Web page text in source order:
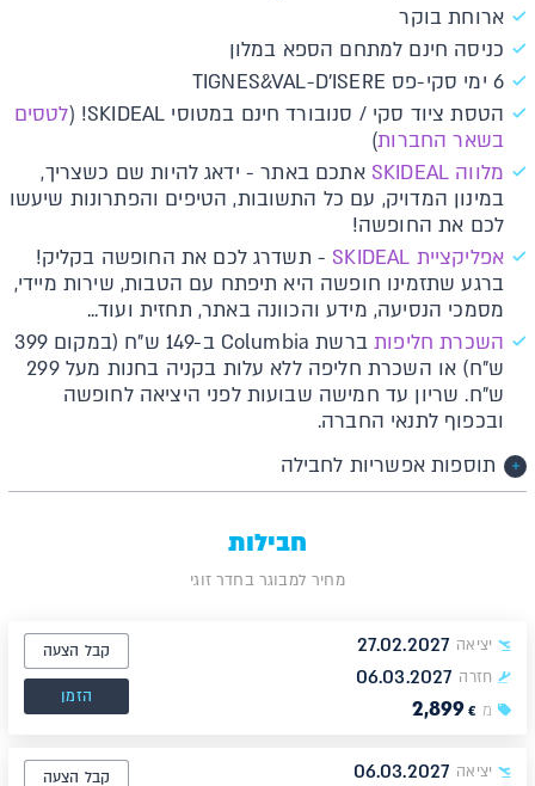
ארוחת בוקר
כניסה חינם למתחם הספא במלון
6 ימי סקי-פס TIGNES&VAL-D'ISERE
הטסת ציוד סקי / סנובורד חינם במטוסי SKIDEAL! (
לטסים
בשאר החברות)
מלווה SKIDEAL
אתכם באתר - ידאג להיות שם כשצריך,
במינון המדויק, עם כל התשובות, הטיפים והפתרונות שיעשו
לכם את החופשה!
אפליקציית SKIDEAL
- תשדרג לכם את החופשה בקליק!
ברגע שתזמינו חופשה היא תיפתח עם הטבות, שירות מיידי,
מסמכי הנסיעה, מידע והכוונה באתר, תחזית ועוד...
השכרת חליפות
ברשת Columbia ב-149 ש"ח (במקום 399
ש"ח) או השכרת חליפה ללא עלות בקניה בחנות מעל 299
ש"ח. שריון עד חמישה שבועות לפני היציאה לחופשה
ובכפוף לתנאי החברה.
תוספות אפשריות לחבילה
חבילות
מחיר למבוגר בחדר זוגי
יציאה 27.02.2027
חזרה 06.03.2027
מ 2,899 €
קבל הצעה
הזמן
יציאה 06.03.2027 קבל הצעה